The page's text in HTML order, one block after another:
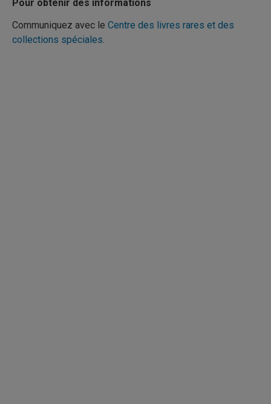
Pour obtenir des informations
Communiquez avec le Centre des livres rares et des
collections spéciales.